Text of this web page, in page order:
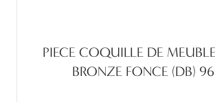
PIECE COQUILLE DE
BRONZE FONCE (DB)